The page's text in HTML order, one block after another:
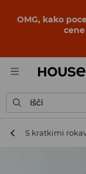
BACK TO
pred prvim
Išči
S kratkimi